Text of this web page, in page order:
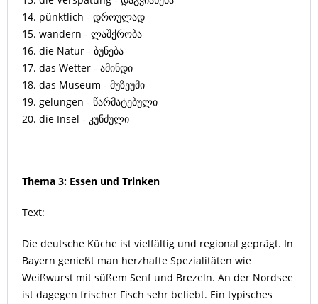
14. pünktlich - დროულად
15. wandern - ლაშქრობა
16. die Natur - ბუნება
17. das Wetter - ამინდი
18. das Museum - მუზეუმი
19. gelungen - წარმატებული
20. die Insel - კუნძული
Thema 3: Essen und Trinken
Text:
Die deutsche Küche ist vielfältig und regional geprägt. In
Bayern genießt man herzhafte Spezialitäten wie
Weißwurst mit süßem Senf und Brezeln. An der Nordsee
ist dagegen frischer Fisch sehr beliebt. Ein typisches